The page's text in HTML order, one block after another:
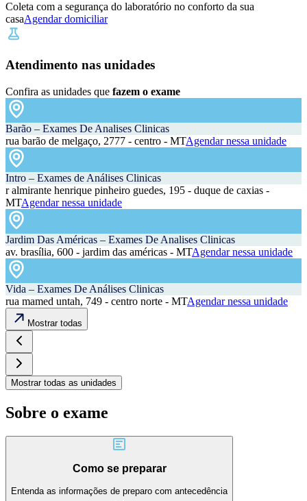
Coleta com a segurança do laboratório no conforto da sua
casaAgendar domiciliar
Atendimento nas unidades
Confira as unidades que fazem o exame
Barão – Exames De Analises Clinicas
rua barão de melgaço, 2777 - centro - MTAgendar nessa unidade
Intro – Exames de Análises Clinicas
r almirante henrique pinheiro guedes, 195 - duque de caxias -
MTAgendar nessa unidade
Jardim Das Américas – Exames De Analises Clinicas
av. brasília, 600 - jardim das américas - MTAgendar nessa unidade
Vida – Exames De Análises Clinicas
rua mamed untah, 749 - centro norte - MTAgendar nessa unidade
Mostrar todas
Mostrar todas as unidades
Sobre o exame
Como se preparar
Entenda as informações de preparo com antecedência